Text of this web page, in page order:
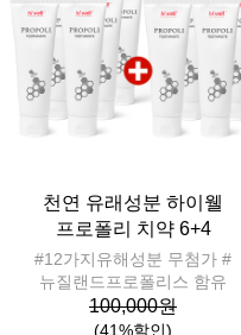
천연 유래성분 하이웰
프로폴리 치약 6+4
#12가지유해성분 무첨가 #
뉴질랜드프로폴리스 함유
100,000원
(41%할인)